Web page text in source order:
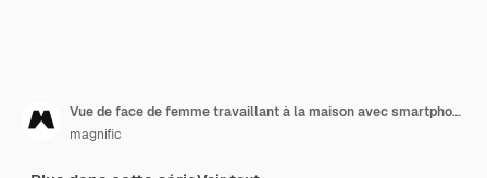
Vue de face de femme travaillant à la maison avec smartphone et tablette
magnific